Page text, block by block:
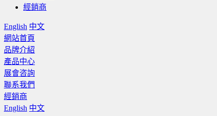
經銷商
English 中文
網站首頁
品牌介紹
產品中心
展會咨詢
聯系我們
經銷商
English 中文